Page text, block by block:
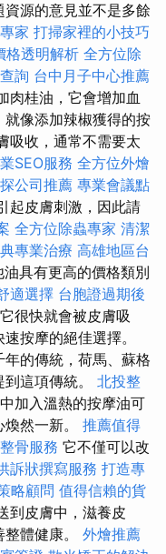
源的意見並不是多餘
家 打掃家裡的小技巧
透明解析 全方位除
詢 台中月子中心推薦
肉桂油，它會增加血
像添加辣椒獲得的按
吸收，通常不需要太
SEO服務 全方位外燴
公司推薦 專業會議點
起皮膚刺激，因此請
全方位除蟲專家 清潔
專業治療 高雄地區台
具有更高的價格類別
適選擇 台胞證過期後
很快就會被皮膚吸
按摩的絕佳選擇。
的傳統，荷馬、蘇格
這項傳統。 北投整
加入溫熱的按摩油可
然一新。 推薦值得
骨服務 它不僅可以改
訴狀撰寫服務 打造專
略顧問 值得信賴的貨
到皮膚中，滋養皮
體健康。 外燴推薦